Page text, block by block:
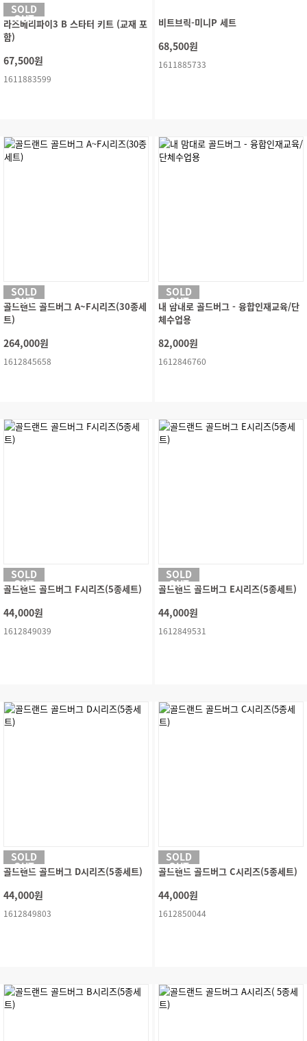
SOLD
OUT
라즈베리파이3 B 스타터 키트 (교재 포
함)
67,500원
1611883599
비트브릭-미니P 세트
68,500원
1611885733
SOLD
OUT
골드랜드 골드버그 A~F시리즈(30종세
트)
264,000원
1612845658
SOLD
OUT
내 맘대로 골드버그 - 융합인재교육/단
체수업용
82,000원
1612846760
SOLD
OUT
골드랜드 골드버그 F시리즈(5종세트)
44,000원
1612849039
SOLD
OUT
골드랜드 골드버그 E시리즈(5종세트)
44,000원
1612849531
SOLD
OUT
골드랜드 골드버그 D시리즈(5종세트)
44,000원
1612849803
SOLD
OUT
골드랜드 골드버그 C시리즈(5종세트)
44,000원
1612850044